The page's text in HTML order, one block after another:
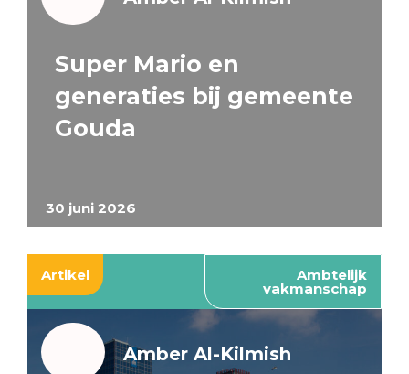
30 juni 2026
Super Mario en
generaties bij gemeente
Gouda
Artikel Ambtelijk
vakmanschap
Amber Al-Kilmish